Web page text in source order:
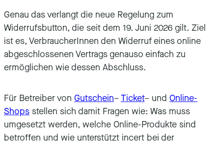
Genau das verlangt die neue Regelung zum
Widerrufsbutton, die seit dem 19. Juni 2026 gilt. Ziel
ist es, VerbraucherInnen den Widerruf eines online
abgeschlossenen Vertrags genauso einfach zu
ermöglichen wie dessen Abschluss.
Für Betreiber von Gutschein– Ticket– und Online-
Shops stellen sich damit Fragen wie: Was muss
umgesetzt werden, welche Online-Produkte sind
betroffen und wie unterstützt incert bei der